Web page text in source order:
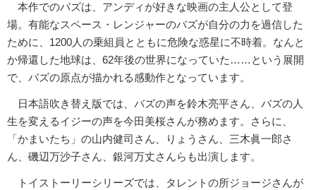
本作でのバズは、アンディが好きな映画の主人公として登
場。有能なスペース・レンジャーのバズが自分の力を過信した
ために、1200人の乗組員とともに危険な惑星に不時着。なんと
か帰還した地球は、62年後の世界になっていた……という展開
で、バズの原点が描かれる感動作となっています。
日本語吹き替え版では、バズの声を鈴木亮平さん、バズの人
生を変えるイジーの声を今田美桜さんが務めます。さらに、
「かまいたち」の山内健司さん、りょうさん、三木眞一郎さ
ん、磯辺万沙子さん、銀河万丈さんらも出演します。
トイストーリーシリーズでは、タレントの所ジョージさんが